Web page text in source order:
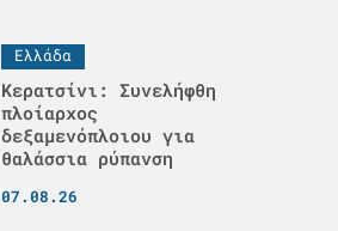
Ελλάδα
Κερατσίνι: Συνελήφθη
πλοίαρχος
δεξαμενόπλοιου για
θαλάσσια ρύπανση
07.08.26